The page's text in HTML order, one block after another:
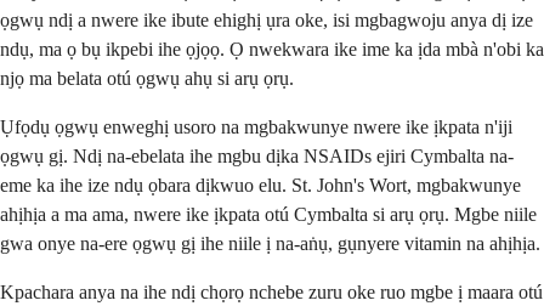
ọgwụ ndị a nwere ike ibute ehighị ụra oke, isi mgbagwoju anya dị ize
ndụ, ma ọ bụ ikpebi ihe ọjọọ. Ọ nwekwara ike ime ka ịda mbà n'obi ka
njọ ma belata otú ọgwụ ahụ si arụ ọrụ.
Ụfọdụ ọgwụ enweghị usoro na mgbakwunye nwere ike ịkpata n'iji
ọgwụ gị. Ndị na-ebelata ihe mgbu dịka NSAIDs ejiri Cymbalta na-
eme ka ihe ize ndụ ọbara dịkwuo elu. St. John's Wort, mgbakwunye
ahịhịa a ma ama, nwere ike ịkpata otú Cymbalta si arụ ọrụ. Mgbe niile
gwa onye na-ere ọgwụ gị ihe niile ị na-aṅụ, gụnyere vitamin na ahịhịa.
Kpachara anya na ihe ndị chọrọ nchebe zuru oke ruo mgbe ị maara otú